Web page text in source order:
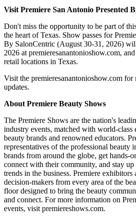
Visit Premiere San Antonio Presented
Don't miss the opportunity to be part of
the heart of Texas. Show passes for
By SalonCentric (August 30-31, 2026)
2026 at premieresanantonioshow.com,
retail locations in Texas.
Visit the premieresanantonioshow.com
updates.
About Premiere Beauty Shows
The Premiere Shows are the nation's
industry events, matched with world-class
beauty brands and renowned educators.
representatives of the professional beauty
brands from around the globe, get hands-
connect with their community, and stay
trends in the business. Premiere exhibitors
decision-makers from every area of the
floor designed to bring the beauty
and connect. For more information on
events, visit premiereshows.com.